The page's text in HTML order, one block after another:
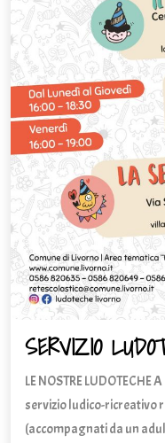
SERVIZIO
LE NOSTRE
servizio ludico-ricreativo
(accompagnati da un